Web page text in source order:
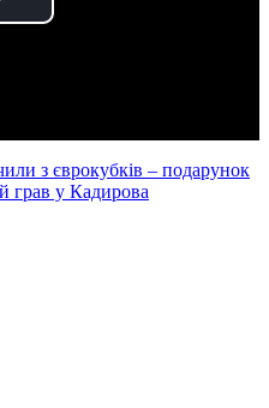
Play
з єврокубків – подарунок
грав у Кадирова